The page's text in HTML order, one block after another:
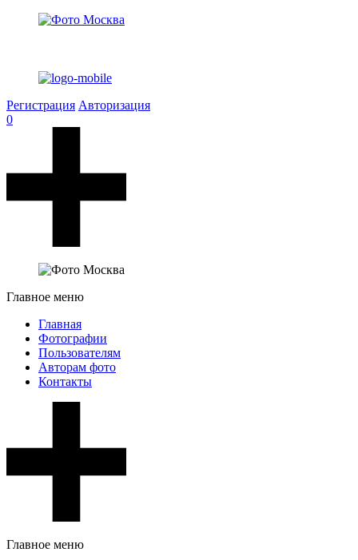
Регистрация Авторизация
0
Главное меню
Главная
Фотографии
Пользователям
Авторам фото
Контакты
Главное меню